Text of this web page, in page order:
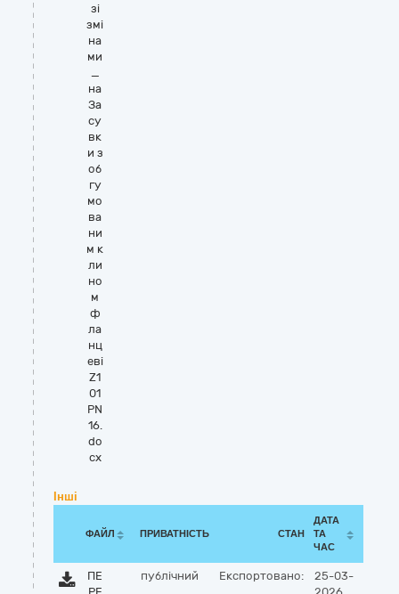
зі
змі
на
ми
_
на
За
су
вк
и з
об
гу
мо
ва
ни
м к
ли
но
м
ф
ла
нц
еві
Z1
01
PN
16.
do
cx
Інші
ФАЙЛ ПРИВАТНІСТЬ СТАН
ДАТА
ТА
ЧАС
ПЕ
публічний Експортовано:
25-03-